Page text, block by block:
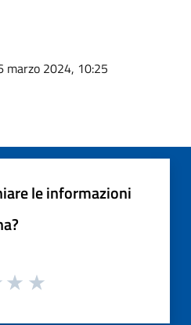
marzo 2024, 10:25
le informazioni